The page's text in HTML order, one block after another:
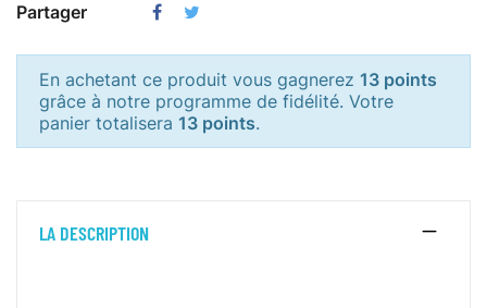
Partager
En achetant ce produit vous gagnerez 13 points
grâce à notre programme de fidélité. Votre
panier totalisera 13 points.
LA DESCRIPTION